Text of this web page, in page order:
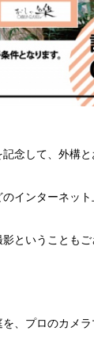
念して、外構
インターネット
ということもご
、プロのカメ